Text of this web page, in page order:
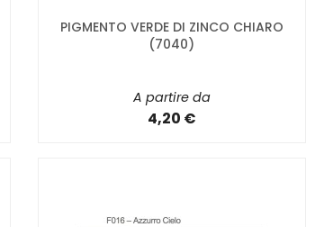
PIGMENTO VERDE DI ZINCO CHIARO
(7040)
A partire da
4,20 €